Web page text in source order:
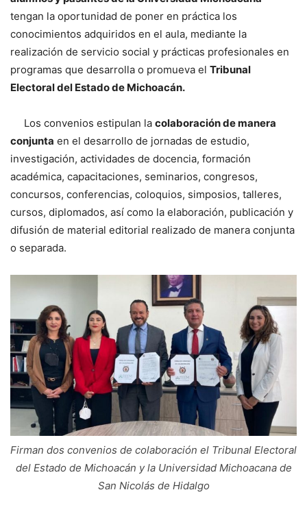
tengan la oportunidad de poner en práctica los
conocimientos adquiridos en el aula, mediante la
realización de servicio social y prácticas profesionales en
programas que desarrolla o promueva el Tribunal
Electoral del Estado de Michoacán.
Los convenios estipulan la colaboración de manera
conjunta en el desarrollo de jornadas de estudio,
investigación, actividades de docencia, formación
académica, capacitaciones, seminarios, congresos,
concursos, conferencias, coloquios, simposios, talleres,
cursos, diplomados, así como la elaboración, publicación y
difusión de material editorial realizado de manera conjunta
o separada.
Firman dos convenios de colaboración el Tribunal Electoral
del Estado de Michoacán y la Universidad Michoacana de
San Nicolás de Hidalgo